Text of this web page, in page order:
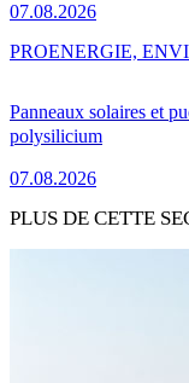
07.08.2026
Panneaux solaires et
polysilicium
07.08.2026
PROENERGIE,
PLUS DE CETTE